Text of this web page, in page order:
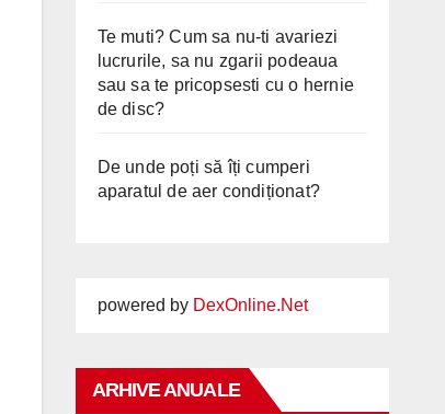
Te muti? Cum sa nu-ti avariezi
lucrurile, sa nu zgarii podeaua
sau sa te pricopsesti cu o hernie
de disc?
De unde poți să îți cumperi
aparatul de aer condiționat?
powered by DexOnline.Net
ARHIVE ANUALE